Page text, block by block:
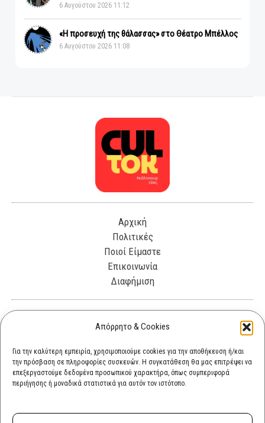
Απόρρητο & Cookies
Για την καλύτερη εμπειρία, χρησιμοποιούμε cookies για την αποθήκευση ή/και
την πρόσβαση σε πληροφορίες συσκευών. Η συγκατάθεση θα μας επιτρέψει να
επεξεργαστούμε δεδομένα προσωπικού χαρακτήρα, όπως συμπεριφορά
περιήγησης ή μοναδικά στατιστικά για αυτόν τον ιστότοπο.
6 Αυγούστου 2026 11:12
«Η προσευχή της θάλασσας» στο Θέατρο Μπέλλος
6 Αυγούστου 2026 11:08
Αρχική
Πολιτικές
Ποιοί Είμαστε
Επικοινωνία
Διαφήμιση
Λεωφόρος Θησέως 330. Καλλιθέα, 17675
cultok.gr@gmail.com